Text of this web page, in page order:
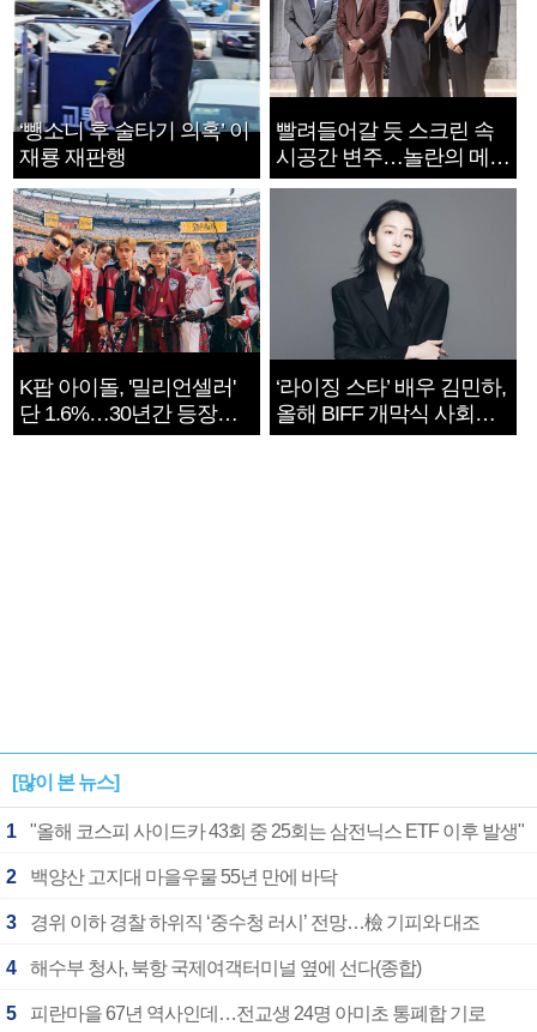
‘뺑소니 후 술타기 의혹’ 이
재룡 재판행
빨려들어갈 듯 스크린 속
시공간 변주…놀란의 메시
지는 ‘전쟁 속죄’
K팝 아이돌, '밀리언셀러'
단 1.6%…30년간 등장
1182개팀 전수조사
‘라이징 스타’ 배우 김민하,
올해 BIFF 개막식 사회자
확정
[많이 본 뉴스]
1 "올해 코스피 사이드카 43회 중 25회는 삼전닉스 ETF 이후 발생"
2 백양산 고지대 마을우물 55년 만에 바닥
3 경위 이하 경찰 하위직 ‘중수청 러시’ 전망…檢 기피와 대조
4 해수부 청사, 북항 국제여객터미널 옆에 선다(종합)
5 피란마을 67년 역사인데…전교생 24명 아미초 통폐합 기로